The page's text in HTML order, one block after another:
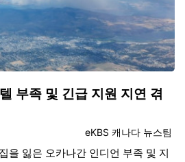
부족 및 긴급 지원 지연 겪
등록자
eKBS 캐나다 뉴스팀
을 잃은 오카나간 인디언 부족 및 지